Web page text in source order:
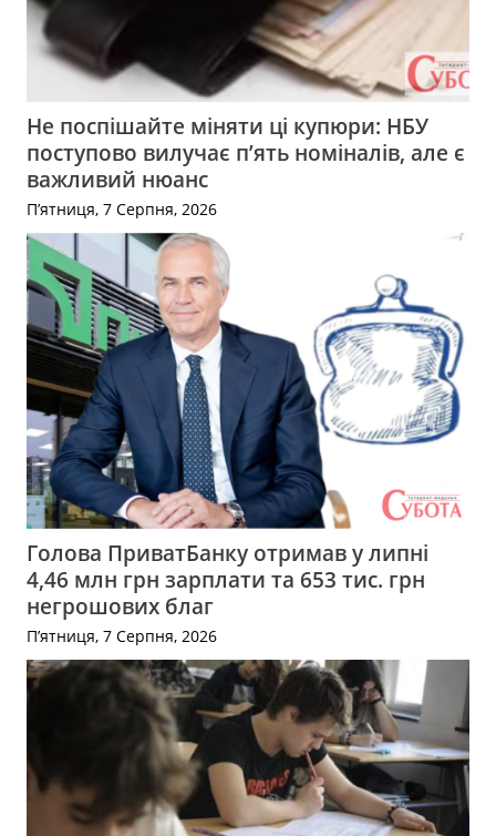
Не поспішайте міняти ці купюри: НБУ
поступово вилучає п’ять номіналів, але є
важливий нюанс
П’ятниця, 7 Серпня, 2026
Голова ПриватБанку отримав у липні
4,46 млн грн зарплати та 653 тис. грн
негрошових благ
П’ятниця, 7 Серпня, 2026